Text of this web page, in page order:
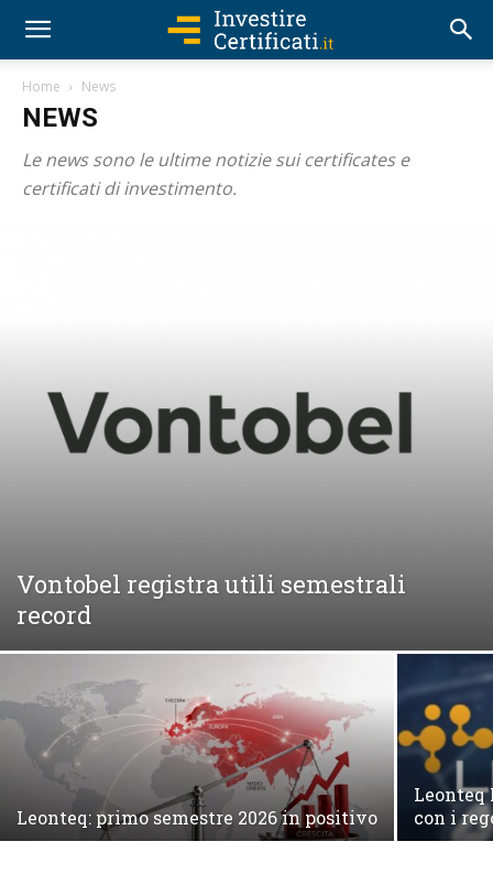
Home News
NEWS
Le news sono le ultime notizie sui certificates e
certificati di investimento.
Vontobel registra utili semestrali
record
Leonteq: primo semestre 2026 in positivo
Leonteq
con i